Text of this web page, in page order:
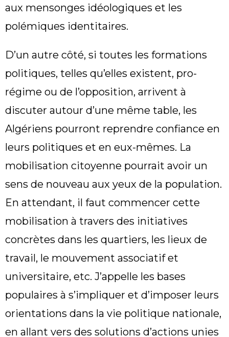
aux mensonges idéologiques et les
polémiques identitaires.
D’un autre côté, si toutes les formations
politiques, telles qu’elles existent, pro-
régime ou de l’opposition, arrivent à
discuter autour d’une même table, les
Algériens pourront reprendre confiance en
leurs politiques et en eux-mêmes. La
mobilisation citoyenne pourrait avoir un
sens de nouveau aux yeux de la population.
En attendant, il faut commencer cette
mobilisation à travers des initiatives
concrètes dans les quartiers, les lieux de
travail, le mouvement associatif et
universitaire, etc. J’appelle les bases
populaires à s’impliquer et d’imposer leurs
orientations dans la vie politique nationale,
en allant vers des solutions d’actions unies